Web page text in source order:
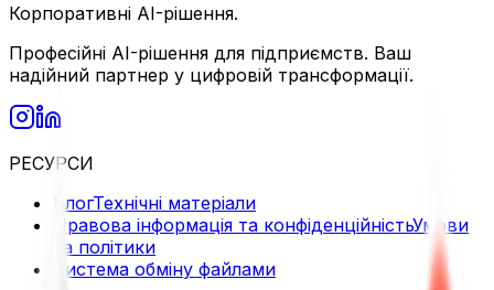
Корпоративні AI-рішення.
Професійні AI-рішення для підприємств. Ваш
надійний партнер у цифровій трансформації.
РЕСУРСИ
БлогТехнічні матеріали
Правова інформація та конфіденційністьУмови
та політики
Система обміну файлами